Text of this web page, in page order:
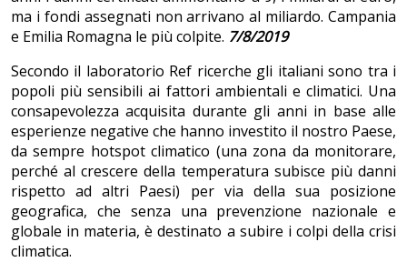
ma i fondi assegnati non arrivano al miliardo. Campania
e Emilia Romagna le più colpite. 7/8/2019
Secondo il laboratorio Ref ricerche gli italiani sono tra i
popoli più sensibili ai fattori ambientali e climatici. Una
consapevolezza acquisita durante gli anni in base alle
esperienze negative che hanno investito il nostro Paese,
da sempre hotspot climatico (una zona da monitorare,
perché al crescere della temperatura subisce più danni
rispetto ad altri Paesi) per via della sua posizione
geografica, che senza una prevenzione nazionale e
globale in materia, è destinato a subire i colpi della crisi
climatica.